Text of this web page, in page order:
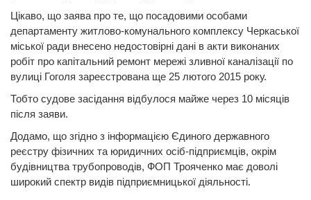
Цікаво, що заява про те, що посадовими особами
департаменту житлово-комунального комплексу Черкаської
міської ради внесено недостовірні дані в акти виконаних
робіт про капітальний ремонт мережі зливної каналізації по
вулиці Гоголя зареєстрована ще 25 лютого 2015 року.
Тобто судове засідання відбулося майже через 10 місяців
після заяви.
Додамо, що згідно з інформацією Єдиного державного
реєстру фізичних та юридичних осіб-підприємців, окрім
будівництва трубопроводів, ФОП Трояченко має доволі
широкий спектр видів підприємницької діяльності.